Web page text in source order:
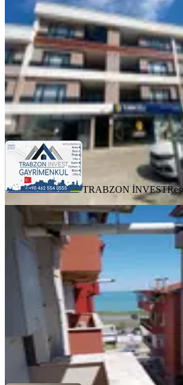
Ortahisar, Pelitli Mahallesi
3.5+1·175 m²·1. Kat·
35.000 ₺
TRABZON İNVESTResul Zengin
Ara
TRABZON İNVEST
BALKONLU
Kiralık Daire
Ortahisar, Pelitli Mahallesi
·
18.000 ₺
ilknur gayrimenkul Zeki Şahin